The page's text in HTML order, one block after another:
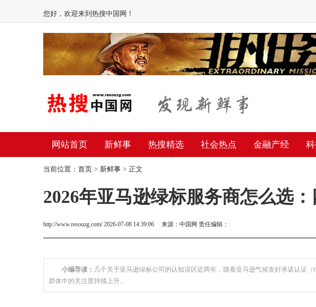
您好，欢迎来到热搜中国网！
网站首页 新鲜事 热搜精选 社会热点 金融产经
当前位置： 首页 > 新鲜事 > 正文
2026年亚马逊绿标服务商怎么选
http://www.resouzg.com/ 2026-07-08 14:39:06 来源：中国网 责任编辑：
小编导读： 几个关于亚马逊绿标公司的认知误区近两年，随着亚马逊气候友好承诺认证（
群体中的关注度持续上升...